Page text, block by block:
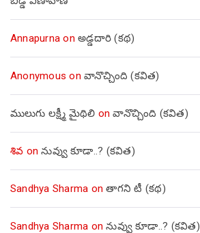
Annapurna onఅడ్డదారి (కథ)
Anonymous onవానొచ్చింది (కవిత)
ములుగు లక్ష్మీ మైథిలి onవానొచ్చింది (కవిత)
శివ onనువ్వు కూడా..? (కవిత)
Sandhya Sharma onతాగని టీ (కథ)
Sandhya Sharma onనువ్వు కూడా..? (కవిత)